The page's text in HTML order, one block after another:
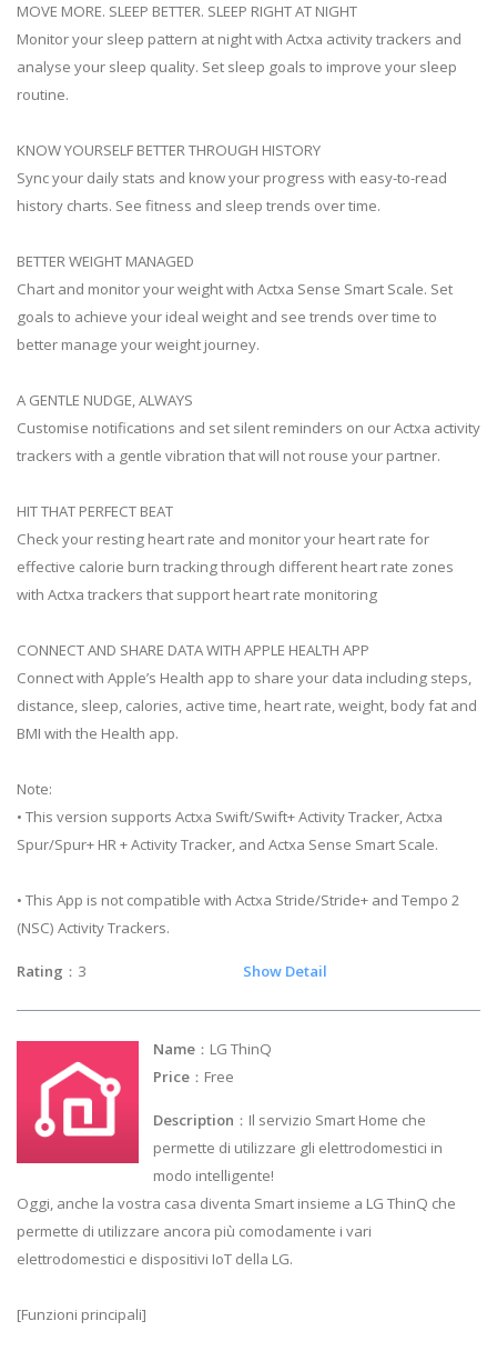
MOVE MORE. SLEEP BETTER. SLEEP RIGHT AT NIGHT
Monitor your sleep pattern at night with Actxa activity trackers and
analyse your sleep quality. Set sleep goals to improve your sleep
routine.
KNOW YOURSELF BETTER THROUGH HISTORY
Sync your daily stats and know your progress with easy-to-read
history charts. See fitness and sleep trends over time.
BETTER WEIGHT MANAGED
Chart and monitor your weight with Actxa Sense Smart Scale. Set
goals to achieve your ideal weight and see trends over time to
better manage your weight journey.
A GENTLE NUDGE, ALWAYS
Customise notifications and set silent reminders on our Actxa activity
trackers with a gentle vibration that will not rouse your partner.
HIT THAT PERFECT BEAT
Check your resting heart rate and monitor your heart rate for
effective calorie burn tracking through different heart rate zones
with Actxa trackers that support heart rate monitoring
CONNECT AND SHARE DATA WITH APPLE HEALTH APP
Connect with Apple’s Health app to share your data including steps,
distance, sleep, calories, active time, heart rate, weight, body fat and
BMI with the Health app.
Note:
• This version supports Actxa Swift/Swift+ Activity Tracker, Actxa
Spur/Spur+ HR + Activity Tracker, and Actxa Sense Smart Scale.
• This App is not compatible with Actxa Stride/Stride+ and Tempo 2
(NSC) Activity Trackers.
Rating ：3 Show Detail
Name ：LG ThinQ
Price ：Free
Description ：Il servizio Smart Home che
permette di utilizzare gli elettrodomestici in
modo intelligente!
Oggi, anche la vostra casa diventa Smart insieme a LG ThinQ che
permette di utilizzare ancora più comodamente i vari
elettrodomestici e dispositivi IoT della LG.
[Funzioni principali]